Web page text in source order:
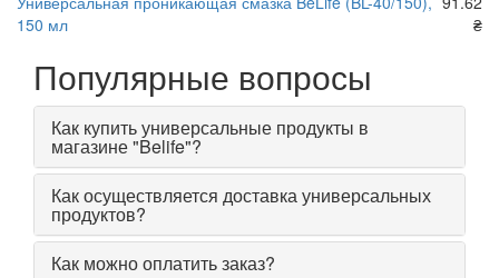
150 мл
₴
Популярные вопросы
Как купить универсальные продукты в
магазине "Belife"?
Как осуществляется доставка универсальных
продуктов?
Как можно оплатить заказ?